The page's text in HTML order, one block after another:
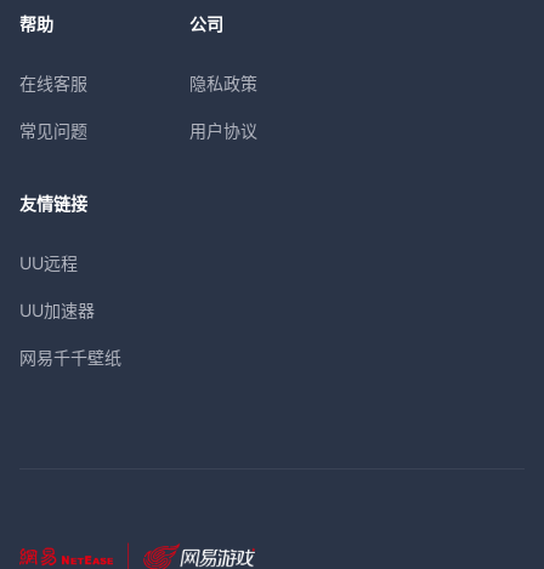
帮助
在线客服
常见问题
公司
隐私政策
用户协议
友情链接
UU远程
UU加速器
网易千千壁纸